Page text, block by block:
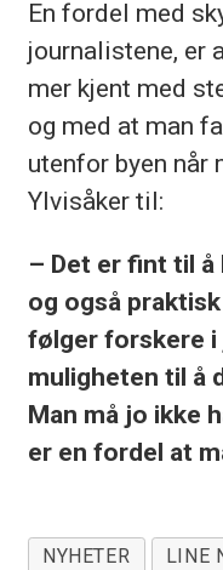
En fordel med
journalistene, er
mer kjent med
og med at man
utenfor byen når
Ylvisåker til:
– Det er fint til
og også
følger forskere i
muligheten til å
Man må jo ikke
er en fordel at
NYHETER
LINE